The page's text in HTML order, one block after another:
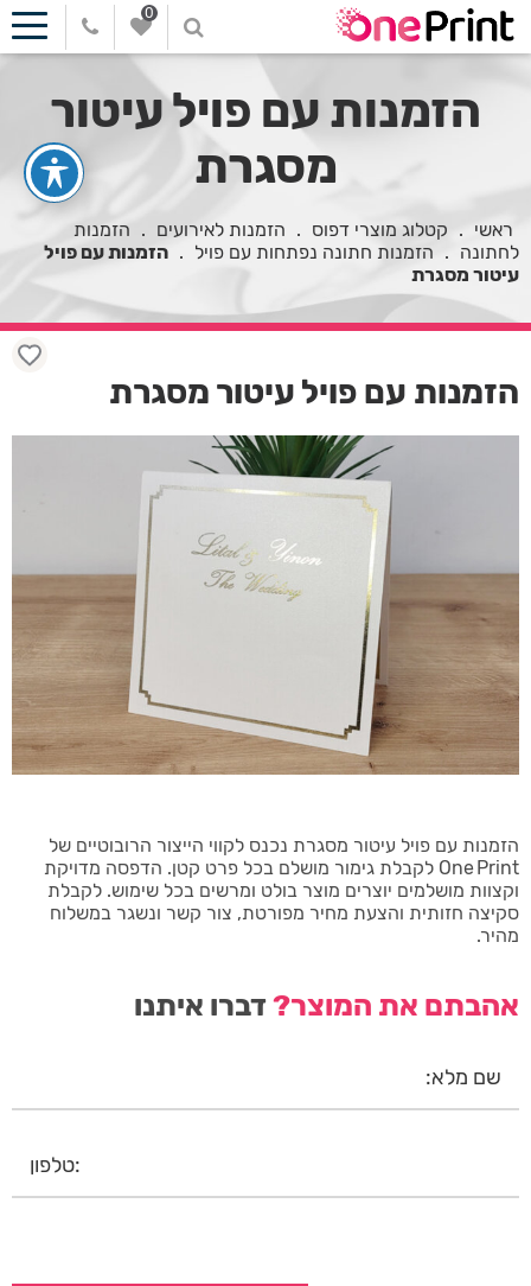
0
הזמנות עם פויל עיטור
מסגרת
ראשי . קטלוג מוצרי דפוס . הזמנות לאירועים . הזמנות
לחתונה . הזמנות חתונה נפתחות עם פויל . הזמנות עם פויל
עיטור מסגרת
הזמנות עם פויל עיטור מסגרת נכנס לקווי הייצור הרובוטיים של
One Print לקבלת גימור מושלם בכל פרט קטן. הדפסה מדויקת
וקצוות מושלמים יוצרים מוצר בולט ומרשים בכל שימוש. לקבלת
סקיצה חזותית והצעת מחיר מפורטת, צור קשר ונשגר במשלוח
מהיר.
אהבתם את המוצר?דברו איתנו
הזמנות עם פויל עיטור מסגרת